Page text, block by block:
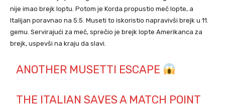
nije imao brejk loptu. Potom je Korda propustio meč lopte, a
Italijan poravnao na 5:5. Museti to iskoristio napravivši brejk u 11.
gemu. Servirajući za meč, sprečio je brejk lopte Amerikanca za
brejk, uspevši na kraju da slavi.
ANOTHER MUSETTI ESCAPE
THE ITALIAN SAVES A MATCH POINT